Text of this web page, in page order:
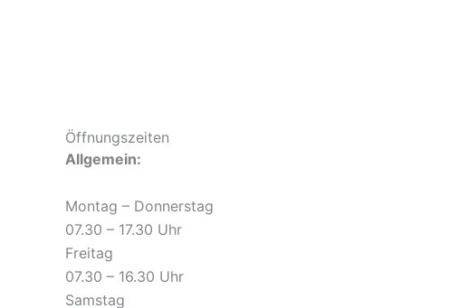
Öffnungszeiten
Allgemein:
Montag – Donnerstag
07.30 – 17.30 Uhr
Freitag
07.30 – 16.30 Uhr
Samstag